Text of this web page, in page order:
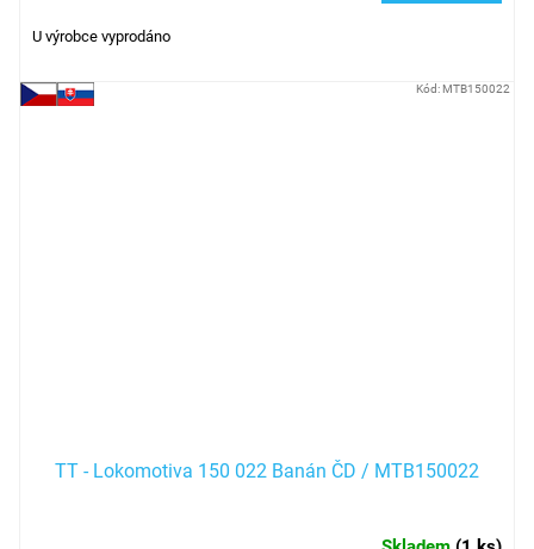
U výrobce vyprodáno
TT - Lokomotiva 150 022 Banán ČD / MTB150022
Kód:MTB150022